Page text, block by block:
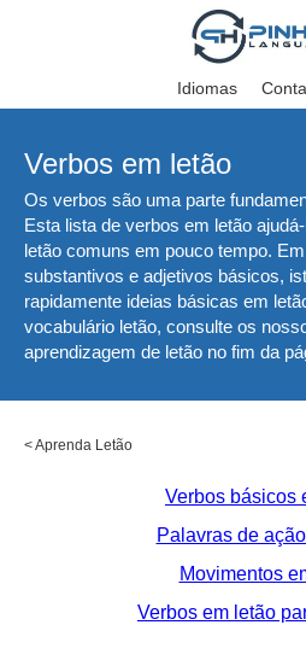
Idiomas
Verbos em letão
Os verbos são uma parte
Esta lista de verbos em letão
letão comuns em pouco tempo.
substantivos e adjetivos básicos,
rapidamente ideias básicas em
vocabulário letão, consulte os
aprendizagem de letão no fim da
<Aprenda Letão
Verbos básicos
Palavras de
Movimentos
Verbos em letão